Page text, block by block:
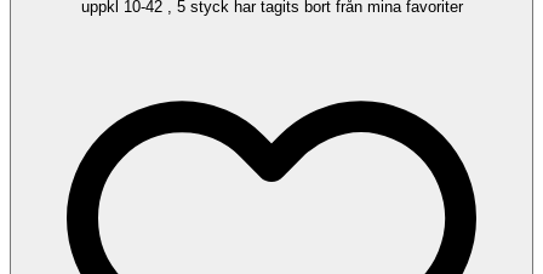
uppkl 10-42 , 5 styck har tagits bort från mina favoriter